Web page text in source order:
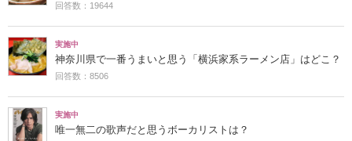
回答数：19644
実施中
神奈川県で一番うまいと思う「横浜家系ラーメン店」はどこ？
回答数：8506
実施中
唯一無二の歌声だと思うボーカリストは？